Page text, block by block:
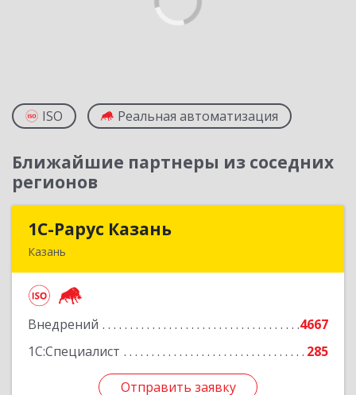
ISO Реальная автоматизация
Ближайшие партнеры из соседних
регионов
1С-Рарус Казань
Казань
Внедрений
4667
1С:Специалист
285
Отправить заявку
Подробнее
Отправить заявку